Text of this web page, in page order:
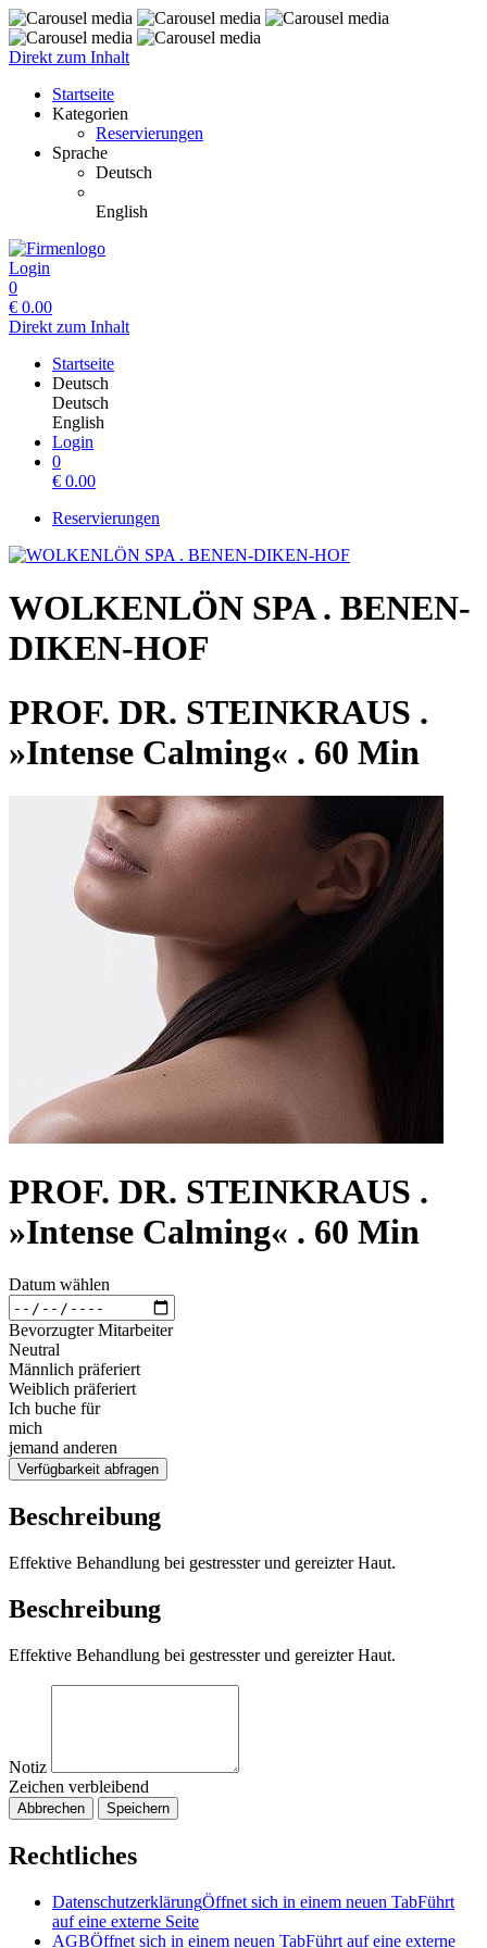
Direkt zum Inhalt
Startseite
Kategorien
Reservierungen
Sprache
Deutsch
English
Login
0
€ 0.00
Direkt zum Inhalt
Startseite
Deutsch
Deutsch
English
Login
0
€ 0.00
Reservierungen
WOLKENLÖN SPA . BENEN-
DIKEN-HOF
PROF. DR. STEINKRAUS .
»Intense Calming« . 60 Min
PROF. DR. STEINKRAUS .
»Intense Calming« . 60 Min
Datum wählen
Bevorzugter Mitarbeiter
Neutral
Männlich präferiert
Weiblich präferiert
Ich buche für
mich
jemand anderen
Verfügbarkeit abfragen
Beschreibung
Effektive Behandlung bei gestresster und gereizter Haut.
Beschreibung
Effektive Behandlung bei gestresster und gereizter Haut.
Notiz
Zeichen verbleibend
Abbrechen Speichern
Rechtliches
DatenschutzerklärungÖffnet sich in einem neuen TabFührt
auf eine externe Seite
AGBÖffnet sich in einem neuen TabFührt auf eine externe